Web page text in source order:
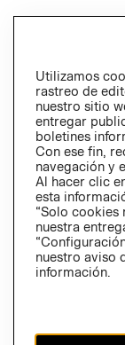
Perú (S/)
CAMBIAR
Utilizamos
rastreo de
nuestro sitio
entregar
boletines
Con ese fin,
navegación y
Al hacer clic
esta
“Solo cookies
nuestra
nuestro aviso
información.